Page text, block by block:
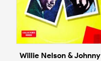
Willie Nelson & Johnny